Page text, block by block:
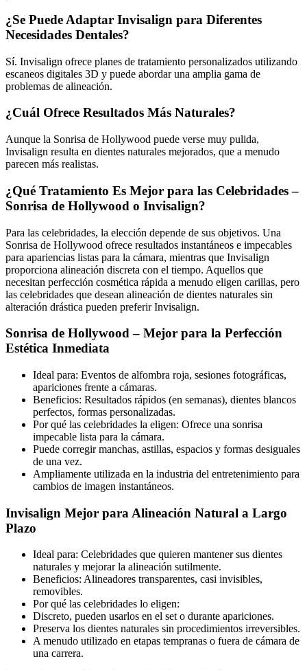
¿Se Puede Adaptar Invisalign para Diferentes
Necesidades Dentales?
Sí. Invisalign ofrece planes de tratamiento personalizados utilizando
escaneos digitales 3D y puede abordar una amplia gama de
problemas de alineación.
¿Cuál Ofrece Resultados Más Naturales?
Aunque la Sonrisa de Hollywood puede verse muy pulida,
Invisalign resulta en dientes naturales mejorados, que a menudo
parecen más realistas.
¿Qué Tratamiento Es Mejor para las Celebridades –
Sonrisa de Hollywood o Invisalign?
Para las celebridades, la elección depende de sus objetivos. Una
Sonrisa de Hollywood ofrece resultados instantáneos e impecables
para apariencias listas para la cámara, mientras que Invisalign
proporciona alineación discreta con el tiempo. Aquellos que
necesitan perfección cosmética rápida a menudo eligen carillas, pero
las celebridades que desean alineación de dientes naturales sin
alteración drástica pueden preferir Invisalign.
Sonrisa de Hollywood – Mejor para la Perfección
Estética Inmediata
Ideal para: Eventos de alfombra roja, sesiones fotográficas,
apariciones frente a cámaras.
Beneficios: Resultados rápidos (en semanas), dientes blancos
perfectos, formas personalizadas.
Por qué las celebridades la eligen: Ofrece una sonrisa
impecable lista para la cámara.
Puede corregir manchas, astillas, espacios y formas desiguales
de una vez.
Ampliamente utilizada en la industria del entretenimiento para
cambios de imagen instantáneos.
Invisalign Mejor para Alineación Natural a Largo
Plazo
Ideal para: Celebridades que quieren mantener sus dientes
naturales y mejorar la alineación sutilmente.
Beneficios: Alineadores transparentes, casi invisibles,
removibles.
Por qué las celebridades lo eligen:
Discreto, pueden usarlos en el set o durante apariciones.
Preserva los dientes naturales sin procedimientos irreversibles.
A menudo utilizado en etapas tempranas o fuera de cámara de
una carrera.